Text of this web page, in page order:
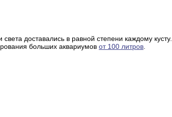
доставались в равной степени каждому кусту.
больших аквариумов от 100 литров.